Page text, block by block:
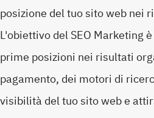
posizione del tuo sito web nei
L'obiettivo del SEO Marketing
prime posizioni nei risultati
pagamento, dei motori di
visibilità del tuo sito web e